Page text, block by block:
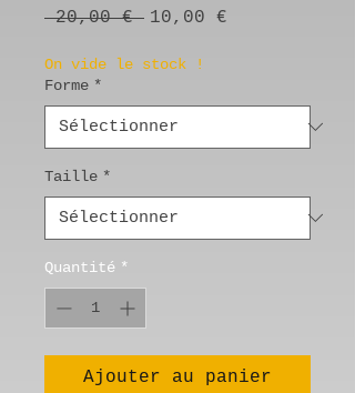
20,00 € Prix
10,00 €
On vide le stock !
Forme *
Taille *
Quantité *
Ajouter au panier